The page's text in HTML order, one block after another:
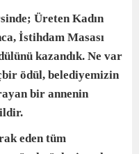
Üreten Kadın
İstihdam Masası
kazandık. Ne var
ödül, belediyemizin
bir annenin
eden tüm